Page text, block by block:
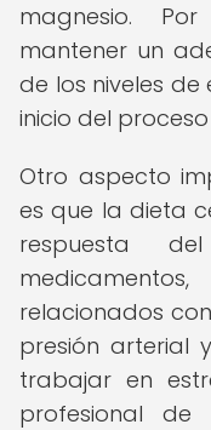
magnesio.
mantener un
de los niveles
inicio del
Otro aspecto
es que la dieta
respuesta
relacionados
presión arterial
trabajar en
profesional